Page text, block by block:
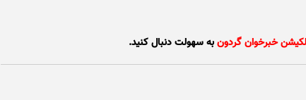
خبرخوان گردونبه سهولت دنبال کنید.